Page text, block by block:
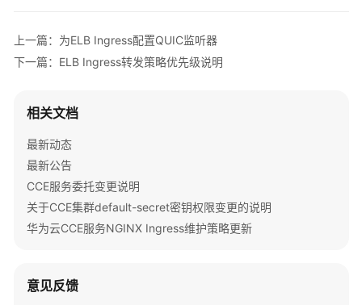
说
明
基
础
知
识
快
速
上一篇：为ELB Ingress配置QUIC监听器
下一篇：ELB Ingress转发策略优先级说明
相关文档
最新动态
最新公告
CCE服务委托变更说明
关于CCE集群default-secret密钥权限变更的说明
华为云CCE服务NGINX Ingress维护策略更新
意见反馈